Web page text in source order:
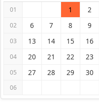
01 1 2
02 6 7 8 9
03 13 14 15 16
04 20 21 22 23
05 27 28 29 30
06